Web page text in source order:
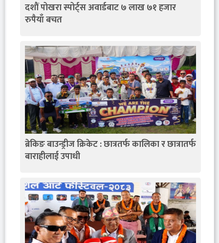
दशाैं पोखरा स्पोर्ट्स अवार्डबाट ७ लाख ७१ हजार
रुपैयाँ बचत
ब्रेकिङ बाउन्ड्रीज क्रिकेट : छात्रतर्फ कालिका र छात्रातर्फ
बाराहीलाई उपाधी